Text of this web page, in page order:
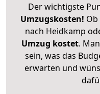
Der wichtigste
Umzugskosten!
nach Heidkamp
Umzug kostet.
sein, was das
erwarten und